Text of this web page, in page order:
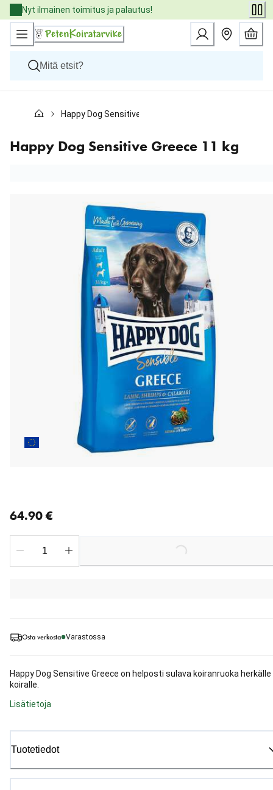
Skip
to
Content
Nyt ilmainen toimitus ja palautus!
Kissat
Eläinlääkäriruoat
Tuotemerkit
Happy Dog Sensitive Greece 11 kg
Happy Dog Sensitive Greece 11 kg
Osta verkosta Varastossa
Happy Dog Sensitive Greece on helposti sulava koiranruoka herkälle
koiralle.
Lisätietoja
Tuotetiedot
64.90 €